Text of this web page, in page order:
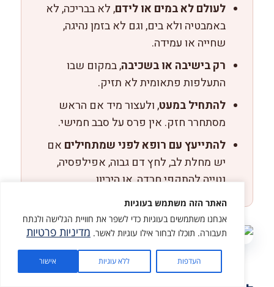
האתר הזה משתמש בעוגיות
אנחנו משתמשים בעוגיות כדי לשפר את חוויית הגלישה ולנתח
תעבורה. תוכלו לבחור אילו עוגיות לאשר. מדיניות פרטיות
העדפות ללא עוגיות אישור
לעולם לא במים או לידם, לא בבריכה, לא
באמבטיה ולא בים, וגם לא בזמן נהיגה,
שחייה או עמידה.
רק בישיבה או בשכיבה, במקום שבו
התעלפות פתאומית לא תזיק.
להתחיל במעט, ולעצור מיד אם הראש
מסתחרר חזק. אין פרס על סבב חמישי.
להתייעץ עם רופא לפני שמתחילים אם
יש מחלת לב, לחץ דם גבוה, אפילפסיה,
נטייה להתקפי חרדה, או היריון.
לעולם לא לתרגל את הנשימות במים או לידם
מתנה בשבילך